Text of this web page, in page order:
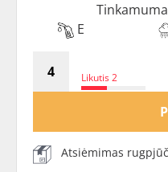
E
Likutis 2
Atsiėmimas